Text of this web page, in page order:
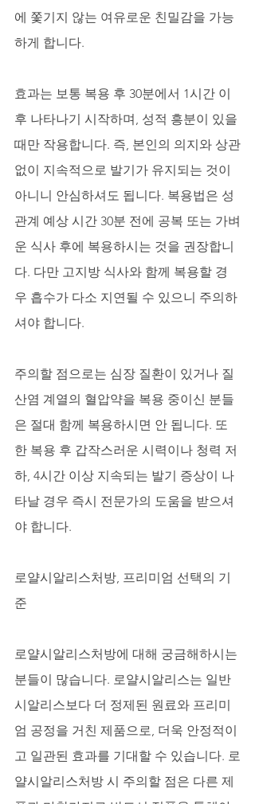
에 쫓기지 않는 여유로운 친밀감을 가능
하게 합니다.
효과는 보통 복용 후 30분에서 1시간 이
후 나타나기 시작하며, 성적 흥분이 있을
때만 작용합니다. 즉, 본인의 의지와 상관
없이 지속적으로 발기가 유지되는 것이
아니니 안심하셔도 됩니다. 복용법은 성
관계 예상 시간 30분 전에 공복 또는 가벼
운 식사 후에 복용하시는 것을 권장합니
다. 다만 고지방 식사와 함께 복용할 경
우 흡수가 다소 지연될 수 있으니 주의하
셔야 합니다.
주의할 점으로는 심장 질환이 있거나 질
산염 계열의 혈압약을 복용 중이신 분들
은 절대 함께 복용하시면 안 됩니다. 또
한 복용 후 갑작스러운 시력이나 청력 저
하, 4시간 이상 지속되는 발기 증상이 나
타날 경우 즉시 전문가의 도움을 받으셔
야 합니다.
로얄시알리스처방, 프리미엄 선택의 기
준
로얄시알리스처방에 대해 궁금해하시는
분들이 많습니다. 로얄시알리스는 일반
시알리스보다 더 정제된 원료와 프리미
엄 공정을 거친 제품으로, 더욱 안정적이
고 일관된 효과를 기대할 수 있습니다. 로
얄시알리스처방 시 주의할 점은 다른 제